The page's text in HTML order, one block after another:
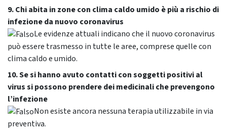
9. Chi abita in zone con clima caldo umido è più a rischio di
infezione da nuovo coronavirus
Le evidenze attuali indicano che il nuovo coronavirus
può essere trasmesso in tutte le aree, comprese quelle con
clima caldo e umido.
10. Se si hanno avuto contatti con soggetti positivi al
virus si possono prendere dei medicinali che prevengono
l’infezione
Non esiste ancora nessuna terapia utilizzabile in via
preventiva.